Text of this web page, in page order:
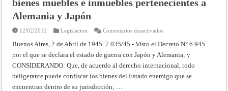
bienes muebles e inmuebles pertenecientes a
Alemania y Japón
12/02/2012 Legislacion Comentarios desactivadosen
7.035/45
–
Confiscando
los
bienes
muebles
Buenos Aires, 2 de Abril de 1945. 7.035/45.- Visto el Decreto N° 6.945
por el que se declara el estado de guerra con Japón y Alemania; y
CONSIDERANDO: Que, de acuerdo al derecho internacional, todo
beligerante puede confiscar los bienes del Estado enemigo que se
encuentran dentro de su jurisdicción; …